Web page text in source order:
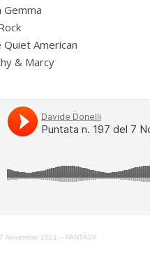
Gemma
American
& Marcy
Novembre 2021 – FANTASY